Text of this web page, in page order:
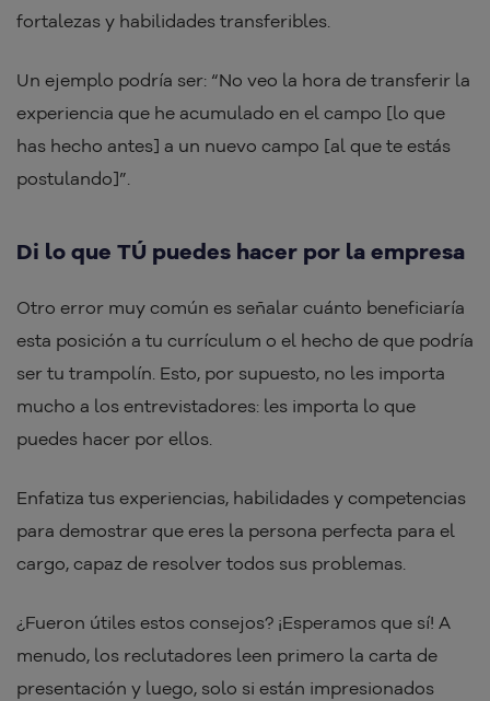
fortalezas y habilidades transferibles.
Un ejemplo podría ser: “No veo la hora de transferir la
experiencia que he acumulado en el campo [lo que
has hecho antes] a un nuevo campo [al que te estás
postulando]”.
Di lo que TÚ puedes hacer por la empresa
Otro error muy común es señalar cuánto beneficiaría
esta posición a tu currículum o el hecho de que podría
ser tu trampolín. Esto, por supuesto, no les importa
mucho a los entrevistadores: les importa lo que
puedes hacer por ellos.
Enfatiza tus experiencias, habilidades y competencias
para demostrar que eres la persona perfecta para el
cargo, capaz de resolver todos sus problemas.
¿Fueron útiles estos consejos? ¡Esperamos que sí! A
menudo, los reclutadores leen primero la carta de
presentación y luego, solo si están impresionados